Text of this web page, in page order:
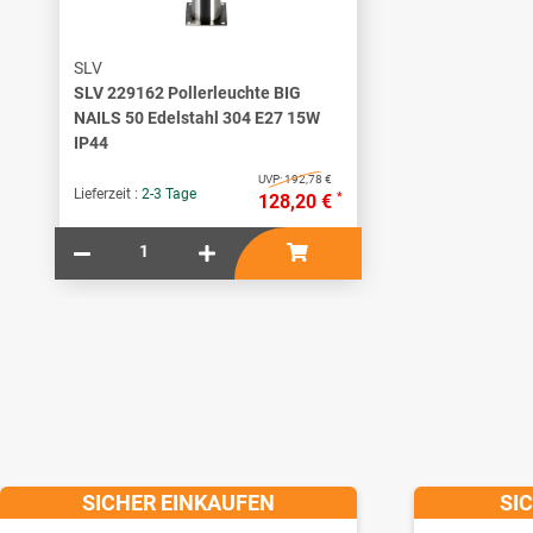
SLV
SLV 229162 Pollerleuchte BIG
NAILS 50 Edelstahl 304 E27 15W
IP44
Lieferzeit : 2-3 Tage
UVP:192,78 €
128,20 € *
SICHER EINKAUFEN